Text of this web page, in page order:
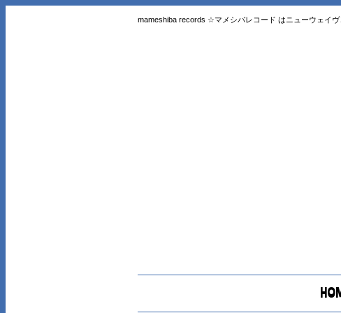
mameshiba records ☆マメシバレコード はニューウェイ